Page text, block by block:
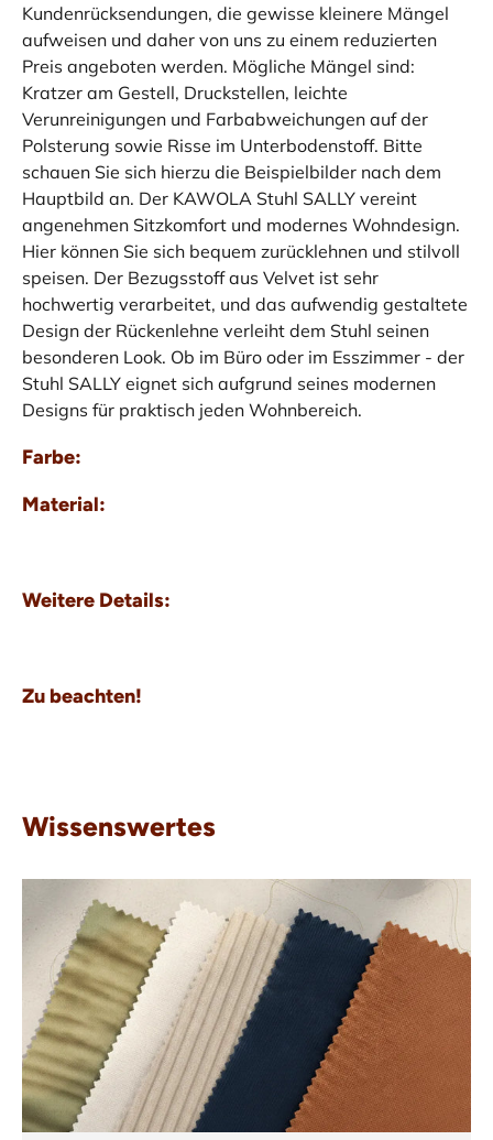
Kundenrücksendungen, die gewisse kleinere Mängel
aufweisen und daher von uns zu einem reduzierten
Preis angeboten werden. Mögliche Mängel sind:
Kratzer am Gestell, Druckstellen, leichte
Verunreinigungen und Farbabweichungen auf der
Polsterung sowie Risse im Unterbodenstoff. Bitte
schauen Sie sich hierzu die Beispielbilder nach dem
Hauptbild an. Der KAWOLA Stuhl SALLY vereint
angenehmen Sitzkomfort und modernes Wohndesign.
Hier können Sie sich bequem zurücklehnen und stilvoll
speisen. Der Bezugsstoff aus Velvet ist sehr
hochwertig verarbeitet, und das aufwendig gestaltete
Design der Rückenlehne verleiht dem Stuhl seinen
besonderen Look. Ob im Büro oder im Esszimmer - der
Stuhl SALLY eignet sich aufgrund seines modernen
Designs für praktisch jeden Wohnbereich.
Farbe:
Material:
Weitere Details:
Zu beachten!
Wissenswertes